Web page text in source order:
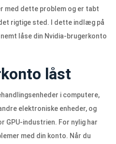
med dette problem og er tabt
rigtige sted. I dette indlæg på
låse din Nvidia-brugerkonto
låst
i computere,
elektroniske enheder, og
GPU-industrien. For nylig har
med din konto. Når du